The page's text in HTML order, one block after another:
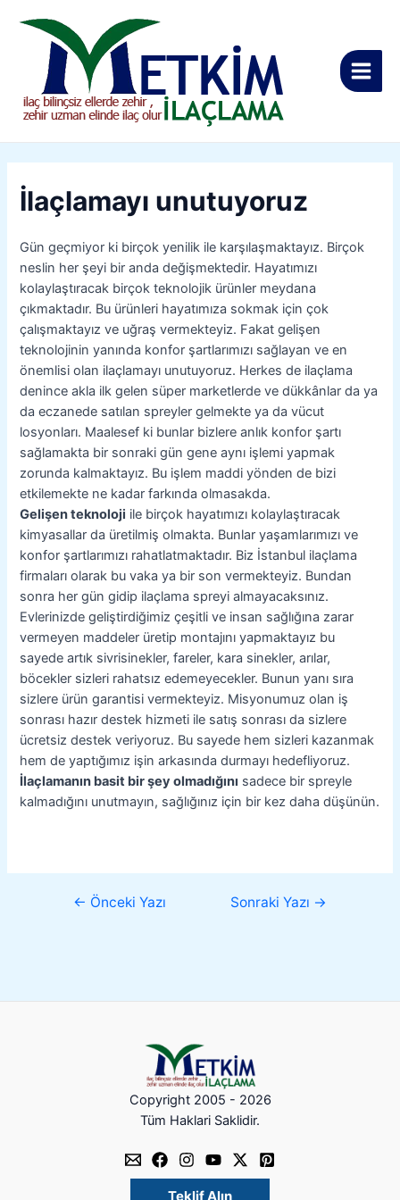
İlaçlamayı unutuyoruz
Gün geçmiyor ki birçok yenilik ile karşılaşmaktayız. Birçok
neslin her şeyi bir anda değişmektedir. Hayatımızı
kolaylaştıracak birçok teknolojik ürünler meydana
çıkmaktadır. Bu ürünleri hayatımıza sokmak için çok
çalışmaktayız ve uğraş vermekteyiz. Fakat gelişen
teknolojinin yanında konfor şartlarımızı sağlayan ve en
önemlisi olan ilaçlamayı unutuyoruz. Herkes de ilaçlama
denince akla ilk gelen süper marketlerde ve dükkânlar da ya
da eczanede satılan spreyler gelmekte ya da vücut
losyonları. Maalesef ki bunlar bizlere anlık konfor şartı
sağlamakta bir sonraki gün gene aynı işlemi yapmak
zorunda kalmaktayız. Bu işlem maddi yönden de bizi
etkilemekte ne kadar farkında olmasakda.
Gelişen teknoloji ile birçok hayatımızı kolaylaştıracak
kimyasallar da üretilmiş olmakta. Bunlar yaşamlarımızı ve
konfor şartlarımızı rahatlatmaktadır. Biz İstanbul ilaçlama
firmaları olarak bu vaka ya bir son vermekteyiz. Bundan
sonra her gün gidip ilaçlama spreyi almayacaksınız.
Evlerinizde geliştirdiğimiz çeşitli ve insan sağlığına zarar
vermeyen maddeler üretip montajını yapmaktayız bu
sayede artık sivrisinekler, fareler, kara sinekler, arılar,
böcekler sizleri rahatsız edemeyecekler. Bunun yanı sıra
sizlere ürün garantisi vermekteyiz. Misyonumuz olan iş
sonrası hazır destek hizmeti ile satış sonrası da sizlere
ücretsiz destek veriyoruz. Bu sayede hem sizleri kazanmak
hem de yaptığımız işin arkasında durmayı hedefliyoruz.
İlaçlamanın basit bir şey olmadığını sadece bir spreyle
kalmadığını unutmayın, sağlığınız için bir kez daha düşünün.
gezinmesi
← Önceki Yazı Sonraki Yazı →
Copyright 2005 - 2026
Tüm Haklari Saklidir.
Teklif Alın